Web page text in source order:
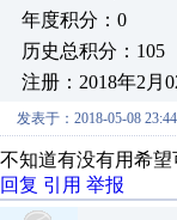
年度积分：0
历史总积分：105
注册：2018年2月
发表于：2018-05-08
不知道有没有用希望
回复 引用 举报